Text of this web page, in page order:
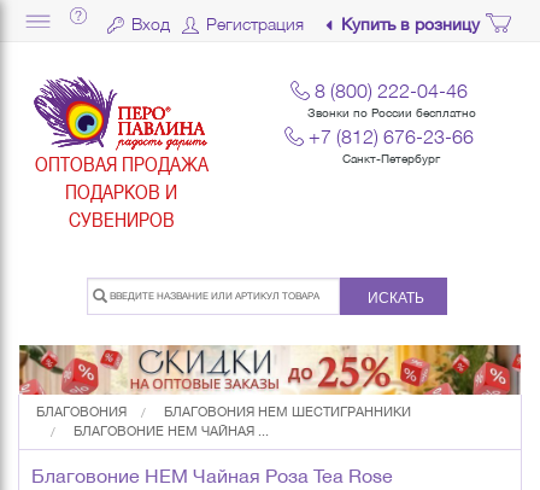
Вход Регистрация Купить в розницу
ОПТОВАЯ ПРОДАЖА
ПОДАРКОВ И
СУВЕНИРОВ
8 (800) 222-04-46
Звонки по России бесплатно
+7 (812) 676-23-66
Санкт-Петербург
ИСКАТЬ
БЛАГОВОНИЯ
БЛАГОВОНИЯ HEM ШЕСТИГРАННИКИ
БЛАГОВОНИЕ HEM ЧАЙНАЯ ...
Благовоние HEM Чайная Роза Tea Rose